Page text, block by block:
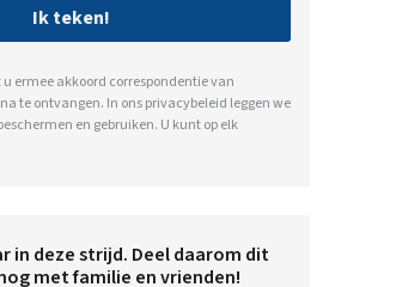
Ik teken!
ermee akkoord correspondentie van
te ontvangen. In onsprivacybeleid leggen we
en gebruiken. U kunt op elk
in deze strijd. Deel daarom dit
met familie en vrienden!